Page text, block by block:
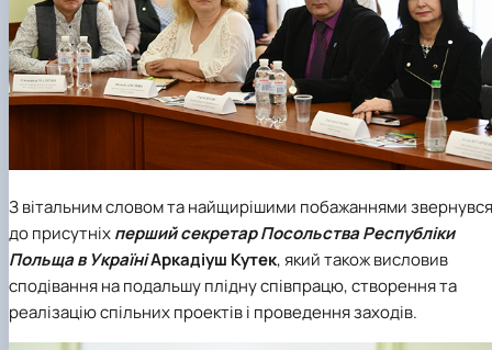
З вітальним словом та найщирішими побажаннями звернувся
до присутніхперший секретар Посольства Республіки
Польща в УкраїніАркадіуш Кутек, який також висловив
сподівання на подальшу плідну співпрацю, створення та
реалізацію спільних проектів і проведення заходів.